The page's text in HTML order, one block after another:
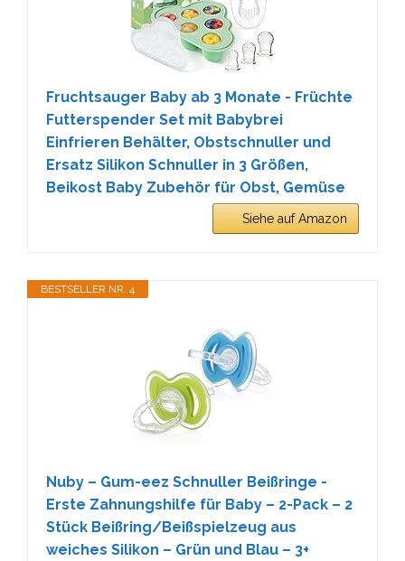
Fruchtsauger Baby ab 3 Monate - Früchte
Futterspender Set mit Babybrei
Einfrieren Behälter, Obstschnuller und
Ersatz Silikon Schnuller in 3 Größen,
Beikost Baby Zubehör für Obst, Gemüse
Siehe auf Amazon
BESTSELLER NR. 4
Nuby – Gum-eez Schnuller Beißringe -
Erste Zahnungshilfe für Baby – 2-Pack – 2
Stück Beißring/Beißspielzeug aus
weiches Silikon – Grün und Blau – 3+